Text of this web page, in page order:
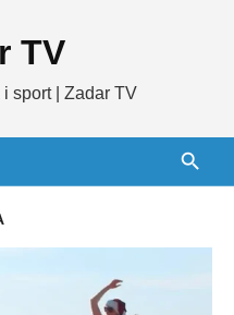
TV
sport | Zadar TV